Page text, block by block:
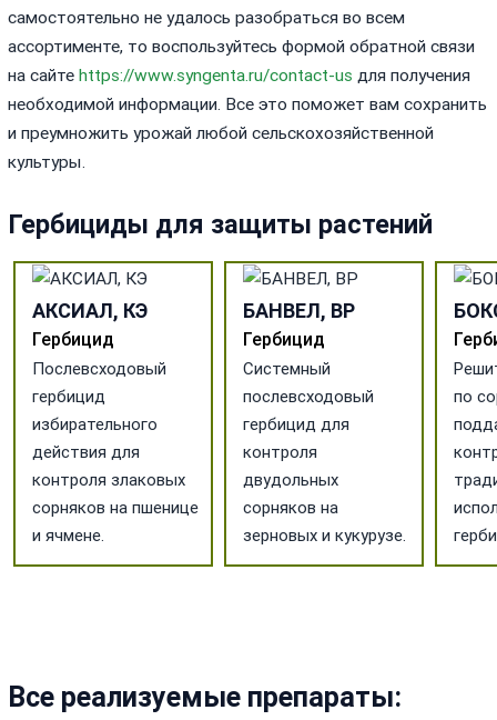
самостоятельно не удалось разобраться во всем
ассортименте, то воспользуйтесь формой обратной связи
на сайтеhttps://www.syngenta.ru/contact-us для получения
необходимой информации. Все это поможет вам сохранить
и преумножить урожай любой сельскохозяйственной
культуры.
Гербициды для защиты растений
АКСИАЛ, КЭ
Гербицид
Послевсходовый
гербицид
избирательного
действия для
контроля злаковых
сорняков на пшенице
и ячмене.
БАНВЕЛ, ВР
Гербицид
Системный
послевсходовый
гербицид для
контроля
двудольных
сорняков на
зерновых и кукурузе.
по
Все реализуемые препараты: